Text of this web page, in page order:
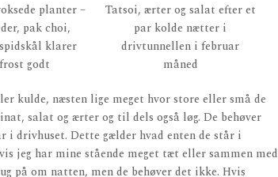
planter –
pak choi,
klarer
godt
Tatsoi, ærter og salat efter et
par kolde nætter i
drivtunnellen i februar
måned
kulde, næsten lige meget hvor store eller små de
salat og ærter og til dels også løg. De behøver
i drivhuset. Dette gælder hvad enten de står i
jeg har mine stående meget tæt eller sammen med
på om natten, men de behøver det ikke. Hvis